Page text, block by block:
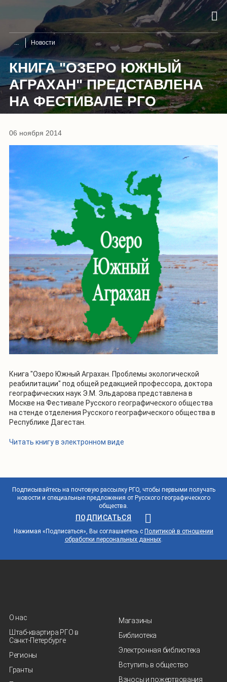
Новости
КНИГА "ОЗЕРО ЮЖНЫЙ
АГРАХАН" ПРЕДСТАВЛЕНА
НА ФЕСТИВАЛЕ РГО
06 ноября 2014
Книга "Озеро Южный Аграхан. Проблемы экологической
реабилитации" под общей редакцией профессора, доктора
географических наук Э.М. Эльдарова представлена в
Москве на Фестивале Русского географического общества
на стенде отделения Русского географического общества в
Республике Дагестан.
Читать книгу в электронном виде
Подписывайтесь на почтовую рассылку РГО, чтобы первыми получать
новости и специальные предложения от Русского географического
общества.
ПОДПИСАТЬСЯ
Нажимая «Подписаться», Вы соглашаетесь с Политикой в отношении
обработки персональных данных.
О нас
Штаб-квартира РГО в
Санкт‑Петербурге
Регионы
Гранты
Магазины
Библиотека
Электронная библиотека
Вступить в общество
Взносы и пожертвования